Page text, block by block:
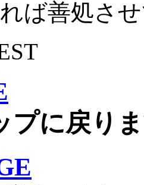
ば善処さ
プに戻り